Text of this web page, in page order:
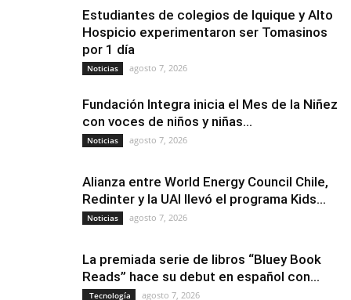
Estudiantes de colegios de Iquique y Alto
Hospicio experimentaron ser Tomasinos
por 1 día
Noticias agosto 7, 2026
Fundación Integra inicia el Mes de la Niñez
con voces de niños y niñas...
Noticias agosto 7, 2026
Alianza entre World Energy Council Chile,
Redinter y la UAI llevó el programa Kids...
Noticias agosto 7, 2026
La premiada serie de libros “Bluey Book
Reads” hace su debut en español con...
Tecnología agosto 7, 2026